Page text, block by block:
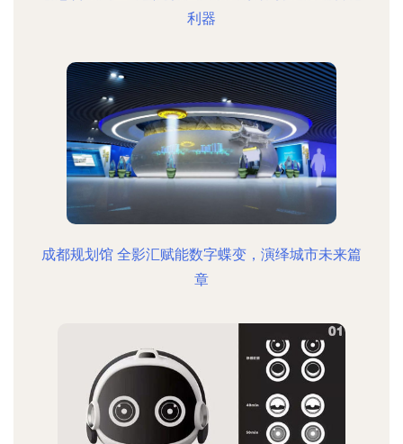
利器
成都规划馆 全影汇赋能数字蝶变，演绎城市未来篇
章